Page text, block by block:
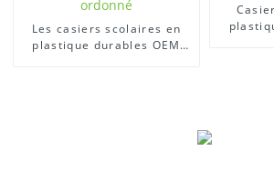
Les casiers scolaires en
plastique durables OEM